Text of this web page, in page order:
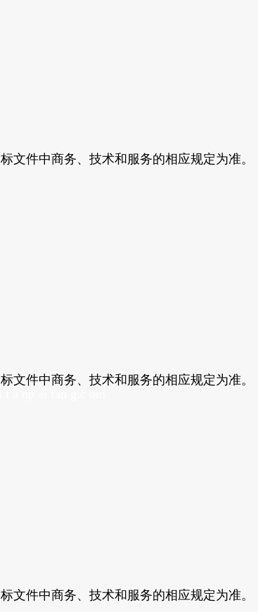
文件中商务、技术和服务的相应规定为准。
文件中商务、技术和服务的相应规定为准。
文件中商务、技术和服务的相应规定为准。